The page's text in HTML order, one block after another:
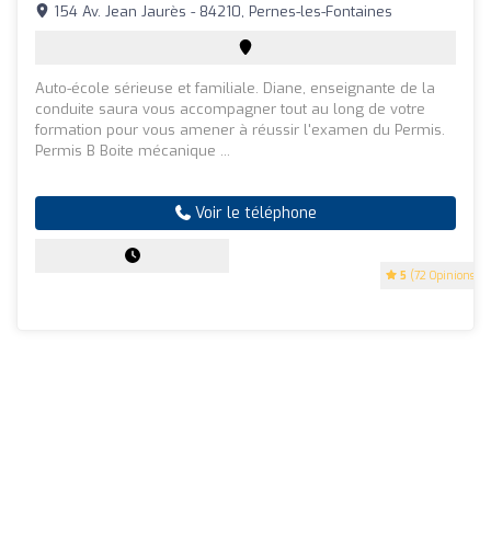
5 (72 Opinions)
154 Av. Jean Jaurès - 84210, Pernes-les-Fontaines
Auto-école sérieuse et familiale. Diane, enseignante de la
conduite saura vous accompagner tout au long de votre
formation pour vous amener à réussir l'examen du Permis.
Permis B Boite mécanique ...
Voir le téléphone